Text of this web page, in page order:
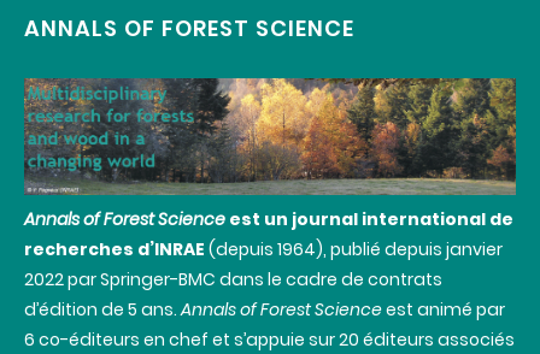
ANNALS OF FOREST SCIENCE
Annals of Forest Science est un journal international de
recherches d’INRAE (depuis 1964), publié depuis janvier
2022 par Springer-BMC dans le cadre de contrats
d’édition de 5 ans.Annals of Forest Scienceest animé par
6 co-éditeurs en chef et s’appuie sur 20 éditeurs associés